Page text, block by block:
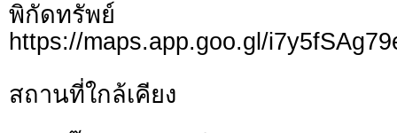
พิกัดทรั
https://maps.app.goo.gl/
สถานที่ใกล้เคียง